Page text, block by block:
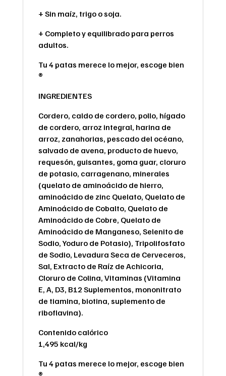
+ Sin maíz, trigo o soja.
+ Completo y equilibrado para perros
adultos.
Tu 4 patas merece lo mejor, escoge bien
®
INGREDIENTES
Cordero, caldo de cordero, pollo, hígado
de cordero, arroz integral, harina de
arroz, zanahorias, pescado del océano,
salvado de avena, producto de huevo,
requesón, guisantes, goma guar, cloruro
de potasio, carragenano, minerales
(quelato de aminoácido de hierro,
aminoácido de zinc Quelato, Quelato de
Aminoácido de Cobalto, Quelato de
Aminoácido de Cobre, Quelato de
Aminoácido de Manganeso, Selenito de
Sodio, Yoduro de Potasio), Tripolifosfato
de Sodio, Levadura Seca de Cerveceros,
Sal, Extracto de Raíz de Achicoria,
Cloruro de Colina, Vitaminas (Vitamina
E, A, D3, B12 Suplementos, mononitrato
de tiamina, biotina, suplemento de
riboflavina).
Contenido calórico
1,495 kcal/kg
Tu 4 patas merece lo mejor, escoge bien